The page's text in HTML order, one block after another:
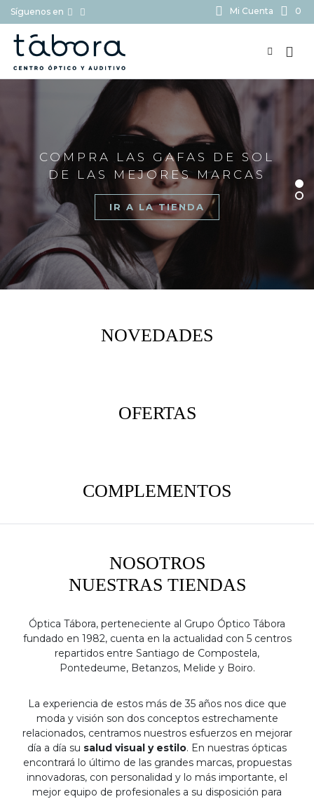
Síguenos en Mi Cuenta 0
COMPRA LAS GAFAS DE SOL
DE LAS MEJORES MARCAS
IR A LA TIENDA
NOVEDADES
OFERTAS
COMPLEMENTOS
NOSOTROS
NUESTRAS TIENDAS
Óptica Tábora, perteneciente al Grupo Óptico Tábora
fundado en 1982, cuenta en la actualidad con 5 centros
repartidos entre Santiago de Compostela,
Pontedeume, Betanzos, Melide y Boiro.
La experiencia de estos más de 35 años nos dice que
moda y visión son dos conceptos estrechamente
relacionados, centramos nuestros esfuerzos en mejorar
día a día su salud visual y estilo. En nuestras ópticas
encontrará lo último de las grandes marcas, propuestas
innovadoras, con personalidad y lo más importante, el
mejor equipo de profesionales a su disposición para